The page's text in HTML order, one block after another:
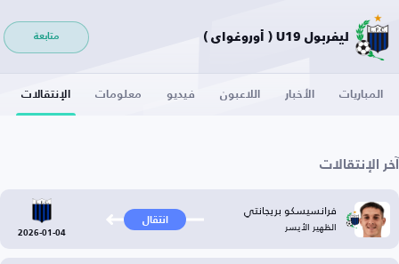
ليفربول U19 ( أوروغواي ) متابعة
المباريات الأخبار اللاعبون فيديو معلومات الإنتقالات
آخر الإنتقالات
فرانسيسكو بريجانتي
الظهير الأيسر انتقال
2026-01-04